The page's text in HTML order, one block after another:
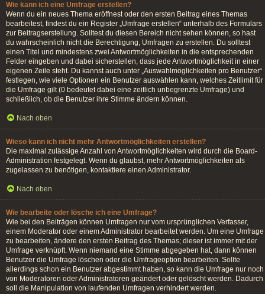
Wie kann ich eine Umfrage erstellen?
Wenn du ein neues Thema eröffnest oder den ersten Beitrag eines Themas
bearbeitest, findest du ein Register „Umfrage erstellen“ unterhalb des Formulars
zur Beitragserstellung. Solltest du diesen Bereich nicht sehen können, so hast
du wahrscheinlich nicht die Berechtigung, Umfragen zu erstellen. Du solltest
einen Titel und mindestens zwei Antwortmöglichkeiten in die entsprechenden
Felder eingeben und dabei sicherstellen, dass jede Antwortmöglichkeit in einer
eigenen Zeile steht. Du kannst auch unter „Auswahlmöglichkeiten pro Benutzer“
festlegen, wie viele Optionen ein Benutzer auswählen kann, welches Zeitlimit für
die Umfrage gilt (0 bedeutet dabei eine zeitlich unbegrenzte Umfrage) und
schließlich, ob die Benutzer ihre Stimme ändern können.
Nach oben
Wieso kann ich nicht mehr Antwortmöglichkeiten erstellen?
Die maximal zulässige Anzahl von Antwortmöglichkeiten wird durch die Board-
Administration festgelegt. Wenn du glaubst, mehr Antwortmöglichkeiten als
zugelassen zu benötigen, kontaktiere einen Administrator.
Nach oben
Wie bearbeite oder lösche ich eine Umfrage?
Wie bei den Beiträgen können Umfragen nur vom ursprünglichen Verfasser,
einem Moderator oder einem Administrator bearbeitet werden. Um eine Umfrage
zu bearbeiten, ändere den ersten Beitrag des Themas; dieser ist immer mit der
Umfrage verknüpft. Wenn niemand eine Stimme abgegeben hat, dann können
Benutzer die Umfrage löschen oder die Umfrageoption bearbeiten. Sollte
allerdings schon ein Benutzer abgestimmt haben, so kann die Umfrage nur noch
von Moderatoren oder Administratoren geändert oder gelöscht werden. Dadurch
soll die Manipulation von laufenden Umfragen verhindert werden.